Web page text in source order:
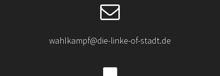
wahlkampf@die-linke-of-stadt.de